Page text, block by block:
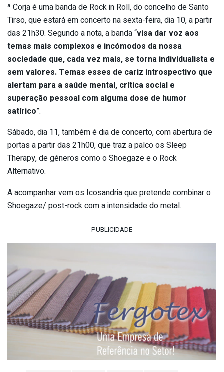
ª Corja é uma banda de Rock in Roll, do concelho de Santo
Tirso, que estará em concerto na sexta-feira, dia 10, a partir
das 21h30. Segundo a nota, a banda “visa dar voz aos
temas mais complexos e incómodos da nossa
sociedade que, cada vez mais, se torna individualista e
sem valores. Temas esses de cariz introspectivo que
alertam para a saúde mental, crítica social e
superação pessoal com alguma dose de humor
satírico”.
Sábado, dia 11, também é dia de concerto, com abertura de
portas a partir das 21h00, que traz a palco os Sleep
Therapy, de géneros como o Shoegaze e o Rock
Alternativo.
A acompanhar vem os Icosandria que pretende combinar o
Shoegaze/ post-rock com a intensidade do metal.
PUBLICIDADE